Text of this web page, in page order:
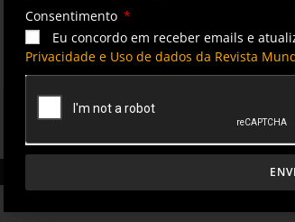
Consentimento
Eu concordo em receber emails e
Privacidade e Uso de dados da Revista